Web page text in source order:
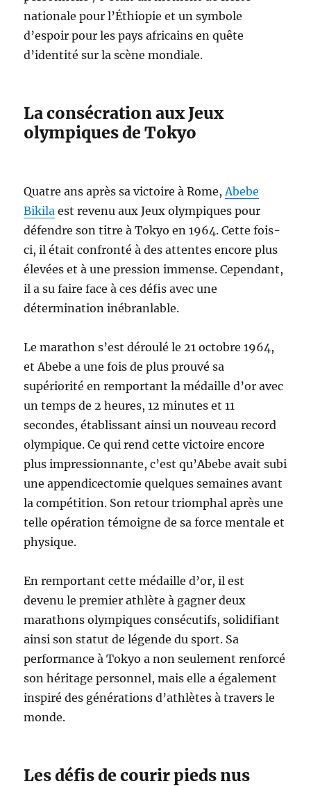
nationale pour l’Éthiopie et un symbole
d’espoir pour les pays africains en quête
d’identité sur la scène mondiale.
La consécration aux Jeux
olympiques de Tokyo
Quatre ans après sa victoire à Rome, Abebe
Bikila est revenu aux Jeux olympiques pour
défendre son titre à Tokyo en 1964. Cette fois-
ci, il était confronté à des attentes encore plus
élevées et à une pression immense. Cependant,
il a su faire face à ces défis avec une
détermination inébranlable.
Le marathon s’est déroulé le 21 octobre 1964,
et Abebe a une fois de plus prouvé sa
supériorité en remportant la médaille d’or avec
un temps de 2 heures, 12 minutes et 11
secondes, établissant ainsi un nouveau record
olympique. Ce qui rend cette victoire encore
plus impressionnante, c’est qu’Abebe avait subi
une appendicectomie quelques semaines avant
la compétition. Son retour triomphal après une
telle opération témoigne de sa force mentale et
physique.
En remportant cette médaille d’or, il est
devenu le premier athlète à gagner deux
marathons olympiques consécutifs, solidifiant
ainsi son statut de légende du sport. Sa
performance à Tokyo a non seulement renforcé
son héritage personnel, mais elle a également
inspiré des générations d’athlètes à travers le
monde.
Les défis de courir pieds nus